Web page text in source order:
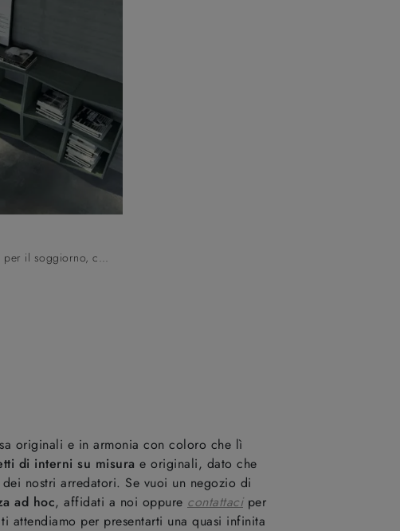
Se vuoi librerie a muro per il soggiorno, clicca e scopri le nostre soluzioni moderne: il modello Unikawood 01 Fratelli Mirandola ti sta aspettando!
originali e in armonia con coloro che lì
di interni su misura e originali, dato che
nostri arredatori. Se vuoi un negozio di
ad hoc, affidati a noi oppure contattaciper
per presentarti una quasi infinita